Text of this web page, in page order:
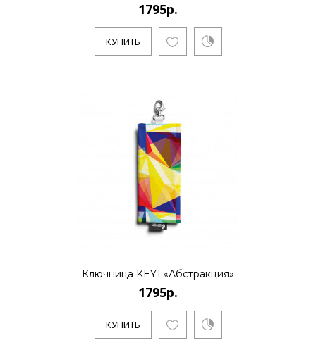
1795р.
КУПИТЬ
Ключница KEY1 «Абстракция»
1795р.
КУПИТЬ